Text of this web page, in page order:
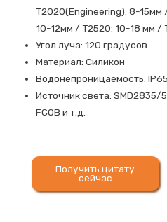
T2020(Engineering): 8-15мм
10-12мм / T2520: 10-18 мм /
Угол луча: 120 градусов
Материал: Силикон
Водонепроницаемость:
Источник света: SMD2835/
FCOB и т.д.
Получить цитату
сейчас